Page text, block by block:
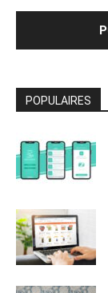
POPULAIRES